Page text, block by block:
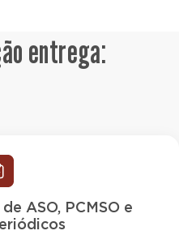
entrega:
ASO, PCMSO e